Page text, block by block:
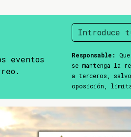
eventos
Responsable:
se mantenga la
a terceros,
oposición,